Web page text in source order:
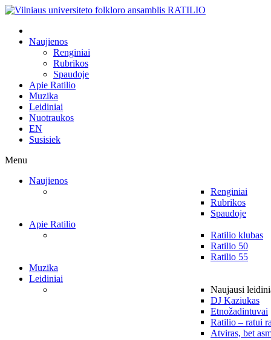
Naujienos
Renginiai
Rubrikos
Spaudoje
Apie Ratilio
Muzika
Leidiniai
Nuotraukos
EN
Susisiek
Menu
Naujienos
Renginiai
Rubrikos
Spaudoje
Apie Ratilio
Ratilio klubas
Ratilio 50
Ratilio 55
Muzika
Leidiniai
Naujausi
DJ Kaziukas
Etnožadintuvai
Ratilio – ratui
Atviras, bet